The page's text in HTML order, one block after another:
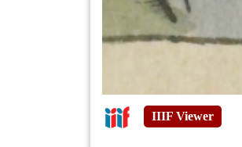
IIIF Viewer